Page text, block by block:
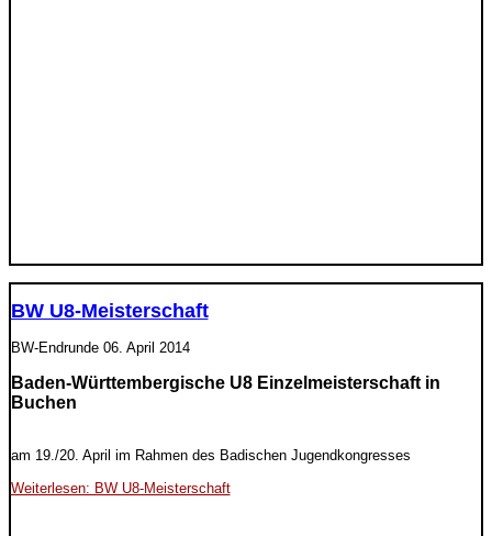
BW U8-Meisterschaft
BW-Endrunde 06. April 2014
Baden-Württembergische U8 Einzelmeisterschaft in
Buchen
am 19./20. April im Rahmen des Badischen Jugendkongresses
Weiterlesen: BW U8-Meisterschaft